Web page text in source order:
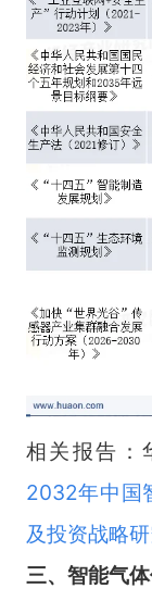
相关报告：
2032年中国
及投资战略
三、智能气